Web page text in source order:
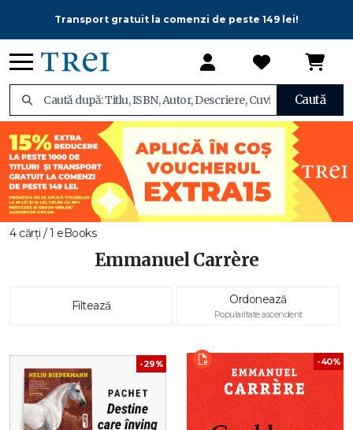
Transport gratuit la comenzi de peste 149 lei!
Caută
4 cărți / 1 eBooks
Emmanuel Carrère
Filtează Ordonează
Popularitate ascendent
-29% -40%